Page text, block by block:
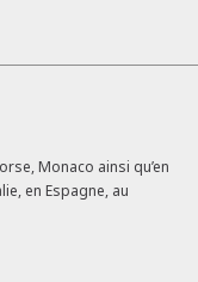
Monaco ainsi qu’en
en Espagne, au